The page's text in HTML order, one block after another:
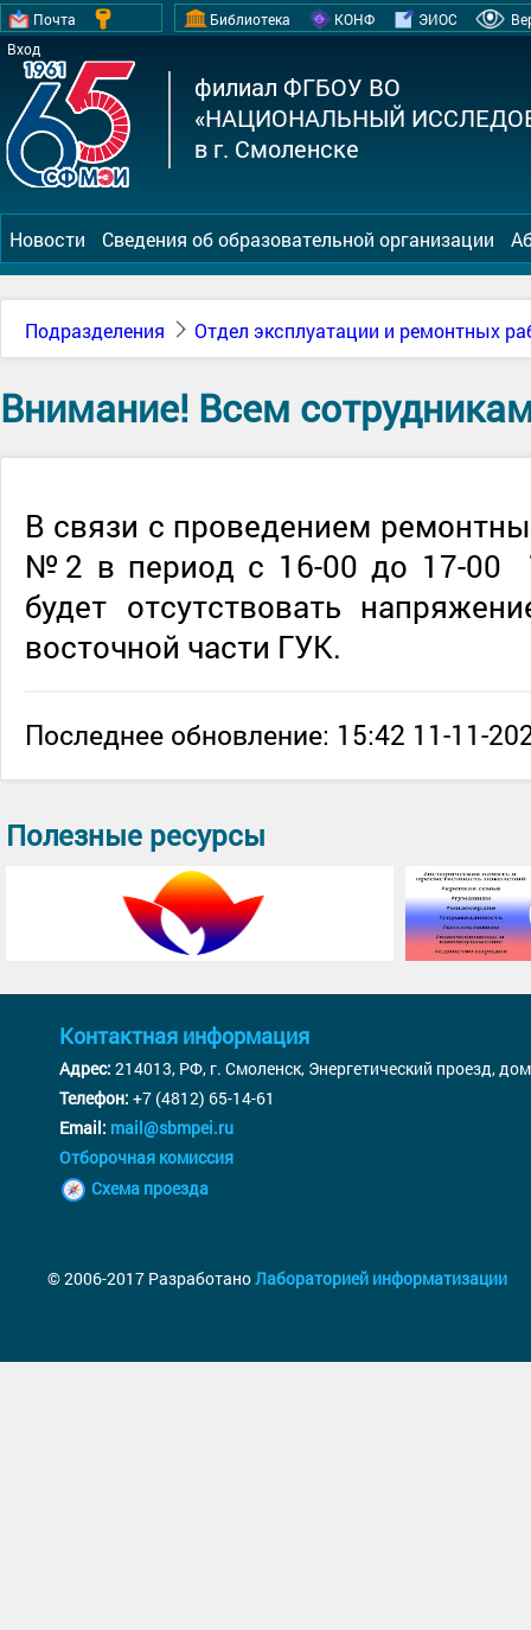
Почта
Вход
Библиотека КОНФ ЭИОС
филиал ФГБОУ ВО
«НАЦИОНАЛЬНЫЙ
в г. Смоленске
Новости Сведения об образовательной организации
Подразделения Отдел эксплуатации и ремонтных
Внимание! Всем
В связи с проведением
№2 в период с 16-00 до 17-00
будет отсутствовать
восточной части ГУК.
Последнее обновление: 15:42 11-11-
Полезные ресурсы
Контактная информация
Адрес: 214013, РФ, г. Смоленск, Энергетический проезд,
Телефон: +7 (4812) 65-14-61
Email: mail@sbmpei.ru
Отборочная комиссия
Схема проезда
© 2006-2017 РазработаноЛабораторией информатизации